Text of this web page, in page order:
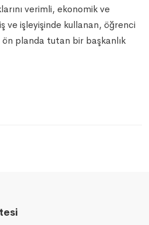
verimli, ekonomik ve
ve işleyişinde kullanan, öğrenci
planda tutan bir başkanlık